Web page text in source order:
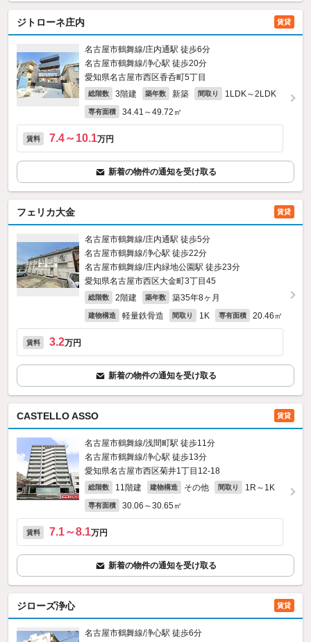
ジトローネ庄内 賃貸
名古屋市鶴舞線/庄内通駅 徒歩6分
名古屋市鶴舞線/浄心駅 徒歩20分
愛知県名古屋市西区香呑町5丁目
総階数 3階建 築年数 新築 間取り 1LDK～2LDK
専有面積 34.41～49.72㎡
賃料 7.4～10.1万円
新着の物件の通知を受け取る
フェリカ大金 賃貸
名古屋市鶴舞線/庄内通駅 徒歩5分
名古屋市鶴舞線/浄心駅 徒歩22分
名古屋市鶴舞線/庄内緑地公園駅 徒歩23分
愛知県名古屋市西区大金町3丁目45
総階数 2階建 築年数 築35年8ヶ月
建物構造 軽量鉄骨造 間取り 1K 専有面積 20.46㎡
賃料 3.2万円
新着の物件の通知を受け取る
CASTELLO ASSO 賃貸
名古屋市鶴舞線/浅間町駅 徒歩11分
名古屋市鶴舞線/浄心駅 徒歩13分
愛知県名古屋市西区菊井1丁目12-18
総階数 11階建 建物構造 その他 間取り 1R～1K
専有面積 30.06～30.65㎡
賃料 7.1～8.1万円
新着の物件の通知を受け取る
ジローズ浄心 賃貸
名古屋市鶴舞線/浄心駅 徒歩6分